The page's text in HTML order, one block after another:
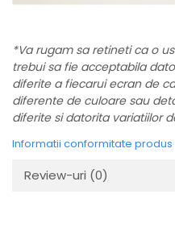
*Va rugam sa retineti ca o
trebui sa fie acceptabila
diferite a fiecarui ecran de
diferente de culoare sau
diferite si datorita variatiilor
Informatii conformitate produs
Review-uri (0)